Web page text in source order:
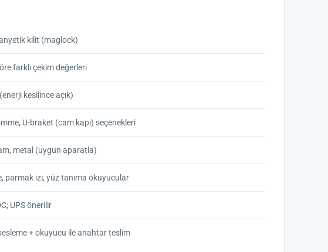
kilit (maglock)
farklı çekim değerleri
kesilince açık)
U-braket (cam kapı) seçenekleri
metal (uygun aparatla)
parmak izi, yüz tanıma okuyucular
UPS önerilir
+ okuyucu ile anahtar teslim